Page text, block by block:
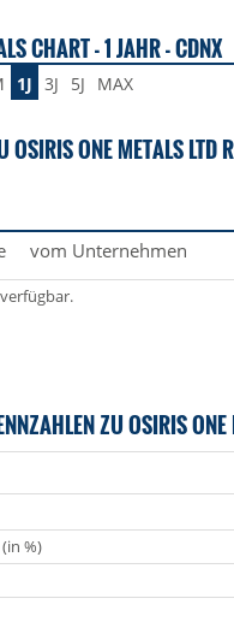
CHART - 1 JAHR - CDNX
1J 3J 5J MAX
OSIRIS ONE METALS LTD
vom Unternehmen
ZU OSIRIS ONE
%)